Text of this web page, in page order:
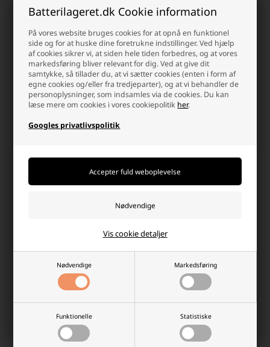
Batterilageret.dk Cookie information
På vores website bruges cookies for at opnå en funktionel
side og for at huske dine foretrukne indstillinger. Ved hjælp
af cookies sikrer vi, at siden hele tiden forbedres, og at vores
markedsføring bliver relevant for dig. Ved at give dit
samtykke, så tillader du, at vi sætter cookies (enten i form af
egne cookies og/eller fra tredjeparter), og at vi behandler de
personoplysninger, som indsamles via de cookies. Du kan
læse mere om cookies i vores cookiepolitik her.
Googles privatlivspolitik
Nødvendige Markedsføring
Funktionelle Statistiske
Vis cookie detaljer
anbefaler dig at overholde:
kan risikere at sluge dem.
Hvis et batteri er lækket, så fjern indholdet fra apparatet, da
det kan ødelægge det. Substansen kan virke ætsende, og
det kan derfor være en god ide at bruge handsker, når du
fjerner et lækket batteri.
Afskaf batteriet korrekt da det ellers kan skade miljøet. Hvis
du spørge din kommune til råds.
Shop hos Batterilageret
Hos Batterilageret er vi eksperter inden for branchen, og vi
vores storkøbpakker, hvor du sparer penge, men får samme høje
kvalitet. Vi har dag til dag levering i Danmark.
Hvorfor handle hos batterilageret?
Der er mange gode grunde, men her er et par
Dag-til-dag levering
info@batterilageret.dk